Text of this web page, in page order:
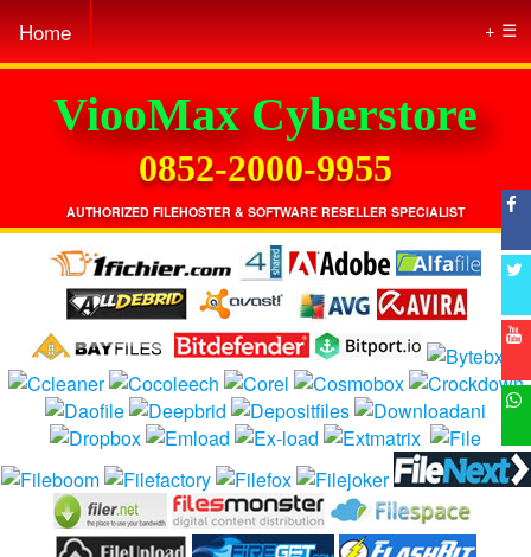
Home ☰
ViooMax Cyberstore
0852-2000-9955
AUTHORIZED FILEHOSTER & SOFTWARE RESELLER SPECIALIST